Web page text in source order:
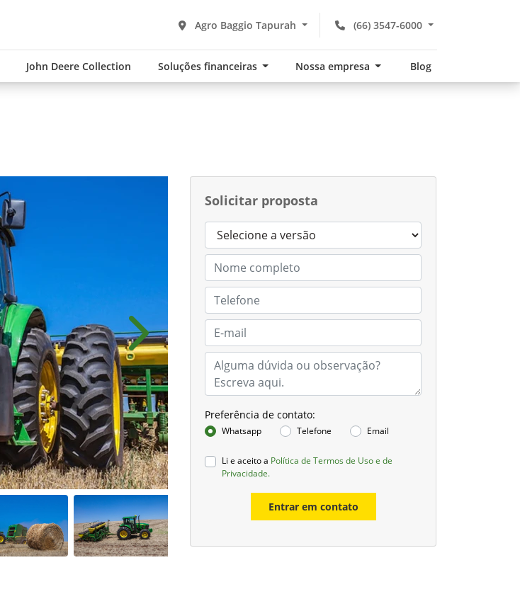
(66) 3547-6000
Agro Baggio Tapurah
John Deere Collection Soluções financeiras Nossa empresa Blog
Solicitar proposta
Preferência de contato:
Whatsapp Telefone Email
Li e aceito a Política de Termos de Uso e de
Privacidade.
Entrar em contato
Próximo